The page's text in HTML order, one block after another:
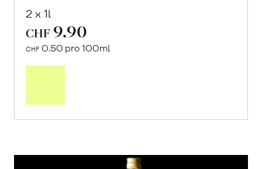
2 x 1l
CHF 9.90
CHF 0.50 pro 100ml